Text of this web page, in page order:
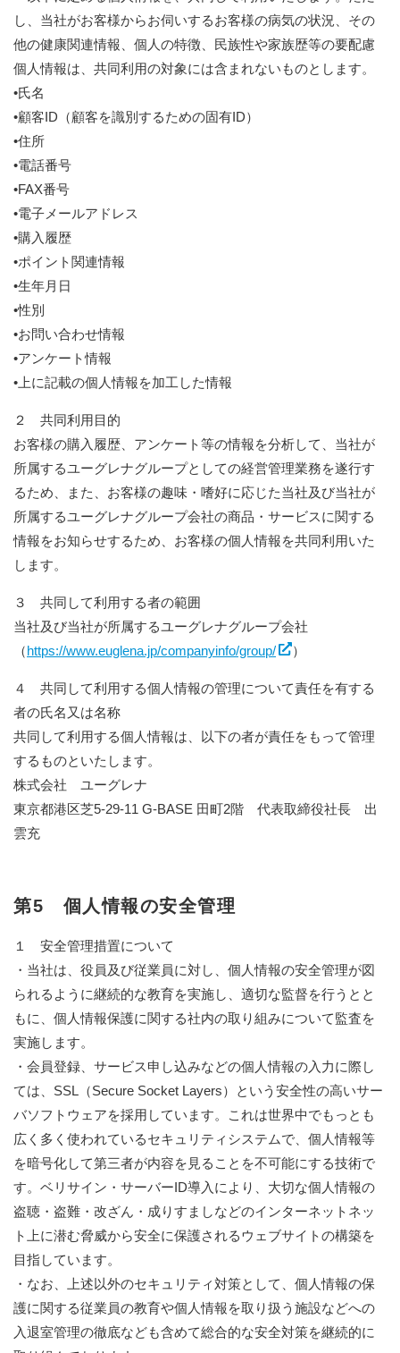
し、当社がお客様からお伺いするお客様の病気の状況、その
他の健康関連情報、個人の特徴、民族性や家族歴等の要配慮
個人情報は、共同利用の対象には含まれないものとします。
•氏名
•顧客ID（顧客を識別するための固有ID）
•住所
•電話番号
•FAX番号
•電子メールアドレス
•購入履歴
•ポイント関連情報
•生年月日
•性別
•お問い合わせ情報
•アンケート情報
•上に記載の個人情報を加工した情報
２ 共同利用目的
お客様の購入履歴、アンケート等の情報を分析して、当社が
所属するユーグレナグループとしての経営管理業務を遂行す
るため、また、お客様の趣味・嗜好に応じた当社及び当社が
所属するユーグレナグループ会社の商品・サービスに関する
情報をお知らせするため、お客様の個人情報を共同利用いた
します。
３ 共同して利用する者の範囲
当社及び当社が所属するユーグレナグループ会社
（https://www.euglena.jp/companyinfo/group/ ）
４ 共同して利用する個人情報の管理について責任を有する
者の氏名又は名称
共同して利用する個人情報は、以下の者が責任をもって管理
するものといたします。
株式会社 ユーグレナ
東京都港区芝5-29-11 G-BASE 田町2階 代表取締役社長 出
雲充
第5 個人情報の安全管理
１ 安全管理措置について
・当社は、役員及び従業員に対し、個人情報の安全管理が図
られるように継続的な教育を実施し、適切な監督を行うとと
もに、個人情報保護に関する社内の取り組みについて監査を
実施します。
・会員登録、サービス申し込みなどの個人情報の入力に際し
ては、SSL（Secure Socket Layers）という安全性の高いサー
バソフトウェアを採用しています。これは世界中でもっとも
広く多く使われているセキュリティシステムで、個人情報等
を暗号化して第三者が内容を見ることを不可能にする技術で
す。ベリサイン・サーバーID導入により、大切な個人情報の
盗聴・盗難・改ざん・成りすましなどのインターネットネッ
ト上に潜む脅威から安全に保護されるウェブサイトの構築を
目指しています。
・なお、上述以外のセキュリティ対策として、個人情報の保
護に関する従業員の教育や個人情報を取り扱う施設などへの
入退室管理の徹底なども含めて総合的な安全対策を継続的に